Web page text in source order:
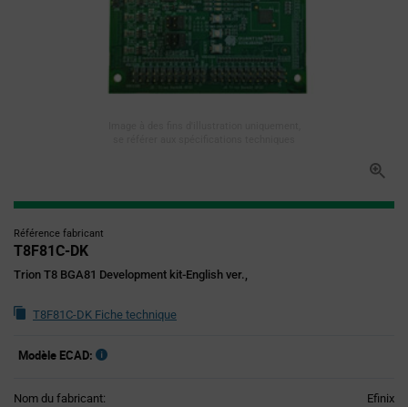
Référence fabricant
T8F81C-DK
Trion T8 BGA81 Development kit-English ver.,
T8F81C-DK Fiche technique
Modèle ECAD:
Nom du fabricant: Efinix